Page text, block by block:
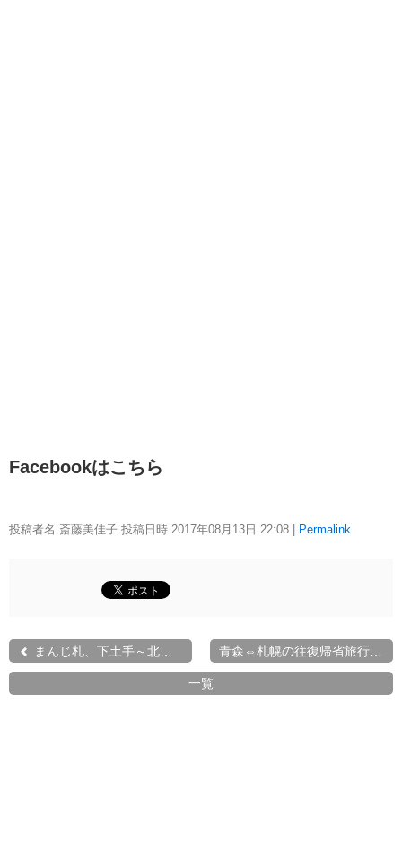
Facebookはこちら
投稿者名 斎藤美佳子 投稿日時 2017年08月13日 22:08 Permalink
まんじ札、下土手～北部エ...
一覧